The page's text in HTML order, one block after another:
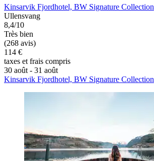
Kinsarvik Fjordhotel, BW Signature Collection
Ullensvang
8,4/10
Très bien
(268 avis)
114 €
taxes et frais compris
30 août - 31 août
Kinsarvik Fjordhotel, BW Signature Collection